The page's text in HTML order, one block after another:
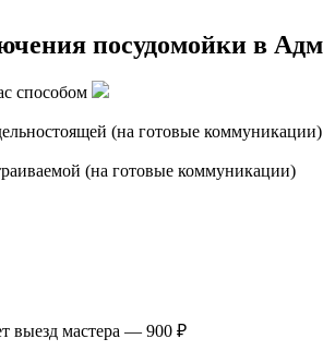
посудомойки в
способом
(на готовые коммуникации)
(на готовые коммуникации)
выезд мастера — 900 ₽